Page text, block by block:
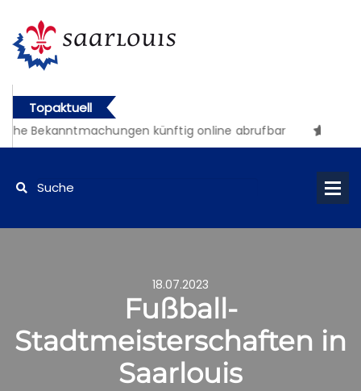
Topaktuell
Bekanntmachungen künftig online abrufbar
18.07.2023
Fußball-
Stadtmeisterschaften in
Saarlouis